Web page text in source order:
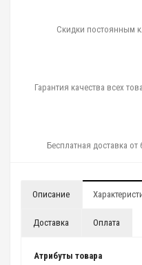
Скидки постоянным
Гарантия качества всех
Бесплатная доставка от
Описание
Доставка Оплата
Атрибуты товара